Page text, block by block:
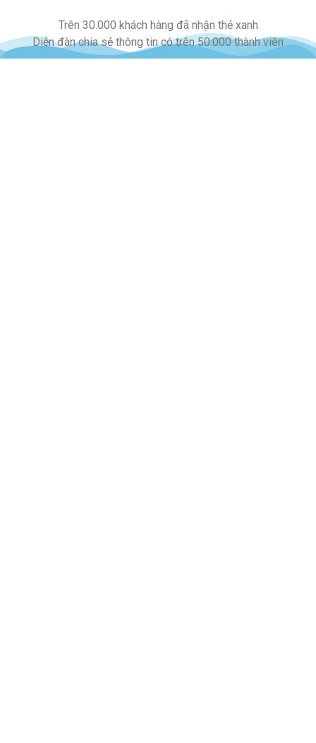
Trên 30.000 khách hàng đã nhận thẻ xanh
Diễn đàn chia sẻ thông tin có trên 50.000 thành viên